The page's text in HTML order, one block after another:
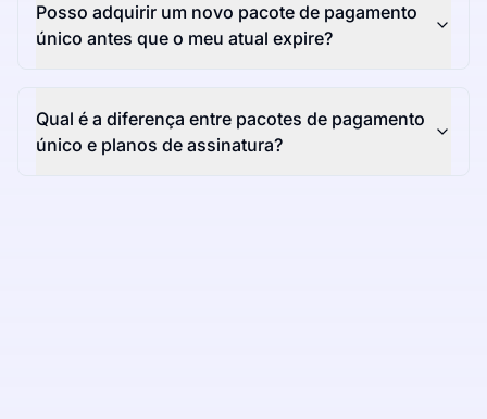
Posso adquirir um novo pacote de pagamento
único antes que o meu atual expire?
Qual é a diferença entre pacotes de pagamento
único e planos de assinatura?